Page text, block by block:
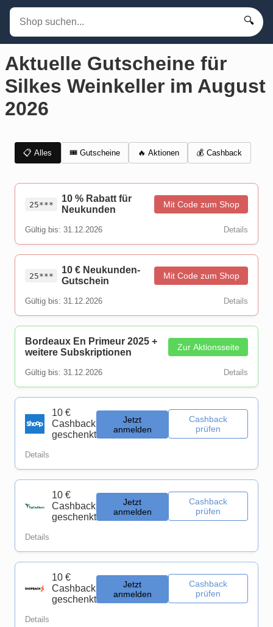
🔍
Aktuelle Gutscheine für
Silkes Weinkeller im August
2026
📋 Alles 🎟️ Gutscheine 🔥 Aktionen 💰 Cashback
25***
10 % Rabatt für
Neukunden
Mit Code zum Shop
Gültig bis: 31.12.2026 Details
25***
10 € Neukunden-
Gutschein
Mit Code zum Shop
Gültig bis: 31.12.2026 Details
Bordeaux En Primeur 2025 +
weitere Subskriptionen
Zur Aktionsseite
Gültig bis: 31.12.2026 Details
10 €
Cashback
geschenkt
Jetzt
anmelden
Cashback
prüfen
Details
10 €
Cashback
geschenkt
Jetzt
anmelden
Cashback
prüfen
Details
10 €
Cashback
geschenkt
Jetzt
anmelden
Cashback
prüfen
Details